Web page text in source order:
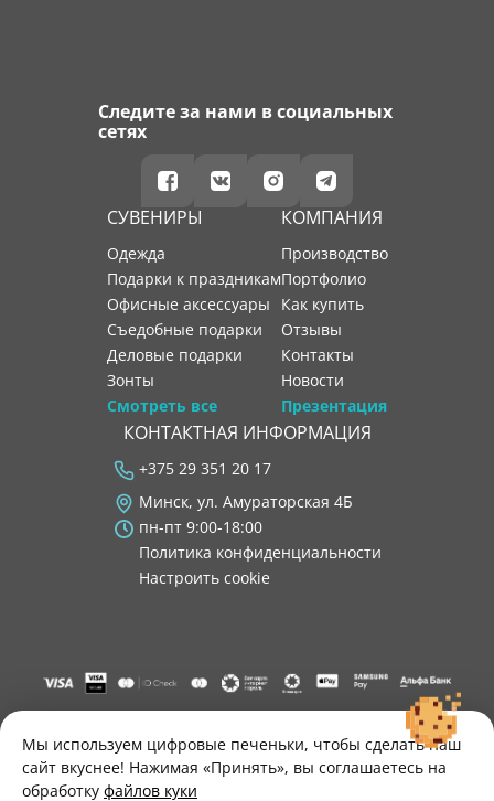
Следите за нами в социальных
сетях
СУВЕНИРЫ
Одежда
Подарки к праздникам
Офисные аксессуары
Съедобные подарки
Деловые подарки
Зонты
Смотреть все
КОМПАНИЯ
производство
портфолио
как купить
отзывы
контакты
новости
Презентация
КОНТАКТНАЯ ИНФОРМАЦИЯ
+375 29 351 20 17
Минск, ул. Амураторская 4Б
пн-пт 9:00-18:00
Политика конфиденциальности
Настроить cookie
"ООО "Лигатура", УНП 193602931, Республика Беларусь, 220004,
г. Минск, ул. Амураторская, 4Б, цокольный этаж, помещение 3.
Р/с BY34 ALFA 3012 2B24 8200 1027 0000"
Свидетельство о государственной регистрации №193602931
Мы используем цифровые печеньки, чтобы сделать наш
сайт вкуснее! Нажимая «Принять», вы соглашаетесь на
обработку файлов куки